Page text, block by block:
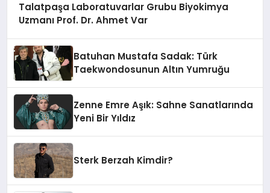
Talatpaşa Laboratuvarlar Grubu Biyokimya
Uzmanı Prof. Dr. Ahmet Var
Batuhan Mustafa Sadak: Türk
Taekwondosunun Altın Yumruğu
Zenne Emre Aşık: Sahne Sanatlarında
Yeni Bir Yıldız
Sterk Berzah Kimdir?